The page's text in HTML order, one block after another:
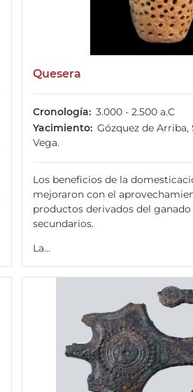
Quesera
Cronología
3.000 - 2.500 a.C
Yacimiento Gózquez de
Vega.
Los beneficios de la
mejoraron con el
productos derivados del
secundarios.
La...